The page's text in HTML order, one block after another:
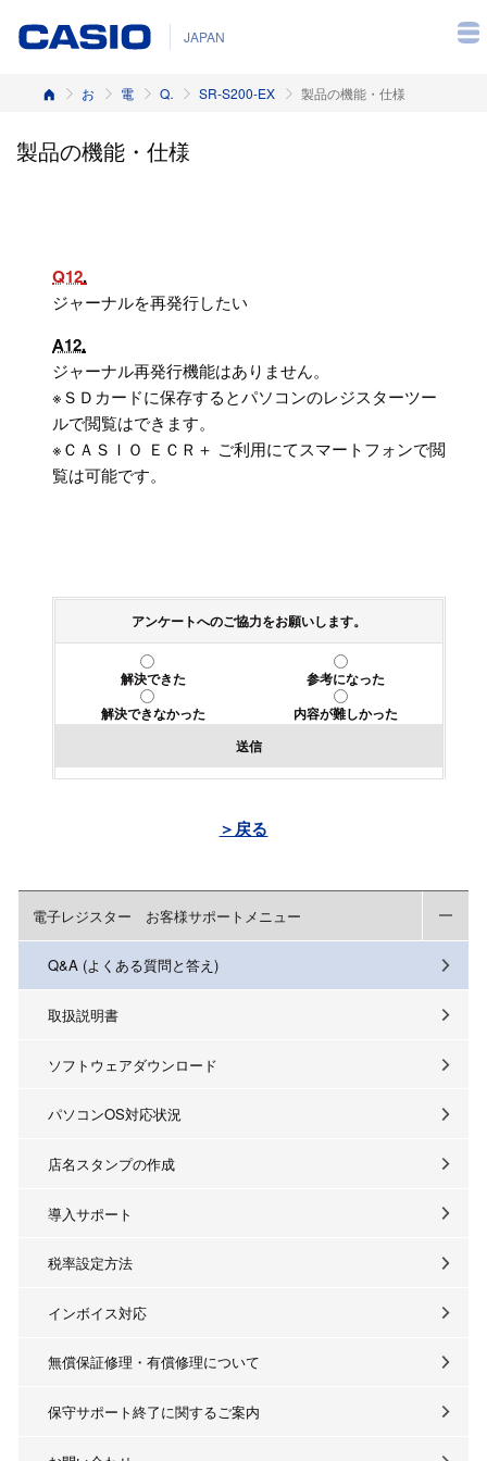
JAPAN
ホーム お客様サポート 電子レジスター Q&A（よくある質問と答え） SR-S200-EX 製品の機能・仕様
製品の機能・仕様
Q12
ジャーナルを再発行したい
A12
ジャーナル再発行機能はありません。
※ＳＤカードに保存するとパソコンのレジスターツー
ルで閲覧はできます。
※ＣＡＳＩＯ ＥＣＲ＋ ご利用にてスマートフォンで閲
覧は可能です。
アンケートへのご協力をお願いします。
解決できた
参考になった
解決できなかった
内容が難しかった
送信
＞戻る
電子レジスター お客様サポートメニュー
Q&A (よくある質問と答え)
取扱説明書
ソフトウェアダウンロード
パソコンOS対応状況
店名スタンプの作成
導入サポート
税率設定方法
インボイス対応
無償保証修理・有償修理について
保守サポート終了に関するご案内